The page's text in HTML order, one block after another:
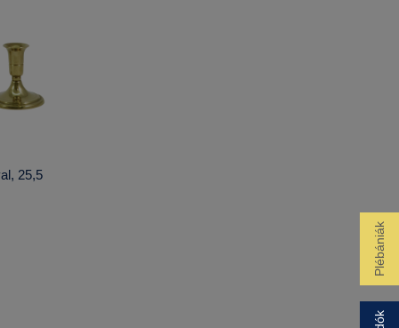
Plébániák
25,5